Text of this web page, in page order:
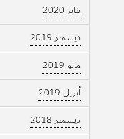
يناير 2020
ديسمبر 2019
مايو 2019
أبريل 2019
ديسمبر 2018